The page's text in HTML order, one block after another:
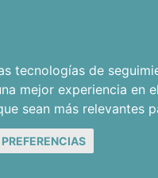
tecnologías de
mejor experiencia en
sean más relevantes